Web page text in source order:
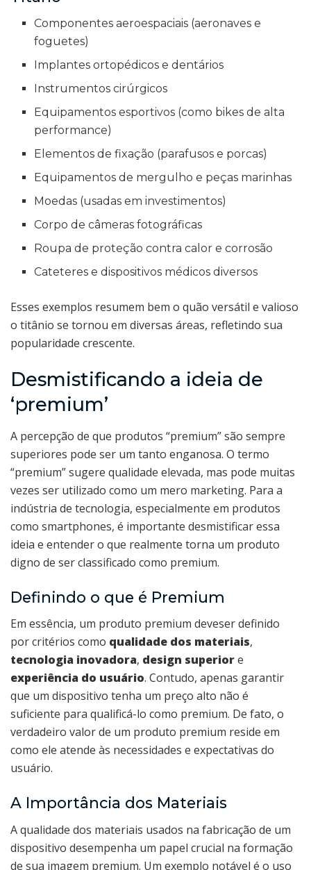
Componentes aeroespaciais (aeronaves e
foguetes)
Implantes ortopédicos e dentários
Instrumentos cirúrgicos
Equipamentos esportivos (como bikes de alta
performance)
Elementos de fixação (parafusos e porcas)
Equipamentos de mergulho e peças marinhas
Moedas (usadas em investimentos)
Corpo de câmeras fotográficas
Roupa de proteção contra calor e corrosão
Cateteres e dispositivos médicos diversos
Esses exemplos resumem bem o quão versátil e valioso
o titânio se tornou em diversas áreas, refletindo sua
popularidade crescente.
Desmistificando a ideia de
‘premium’
A percepção de que produtos “premium” são sempre
superiores pode ser um tanto enganosa. O termo
“premium” sugere qualidade elevada, mas pode muitas
vezes ser utilizado como um mero marketing. Para a
indústria de tecnologia, especialmente em produtos
como smartphones, é importante desmistificar essa
ideia e entender o que realmente torna um produto
digno de ser classificado como premium.
Definindo o que é Premium
Em essência, um produto premium deveser definido
por critérios como qualidade dos materiais,
tecnologia inovadora, design superiore
experiência do usuário. Contudo, apenas garantir
que um dispositivo tenha um preço alto não é
suficiente para qualificá-lo como premium. De fato, o
verdadeiro valor de um produto premium reside em
como ele atende às necessidades e expectativas do
usuário.
A Importância dos Materiais
A qualidade dos materiais usados na fabricação de um
dispositivo desempenha um papel crucial na formação
de sua imagem premium. Um exemplo notável é o uso